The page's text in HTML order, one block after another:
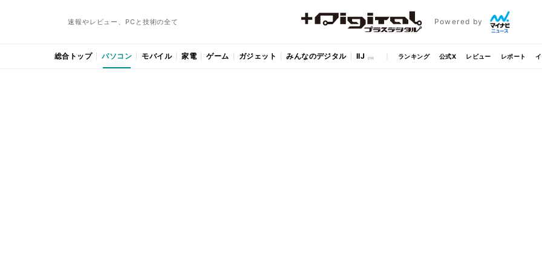
速報やレビュー、PCと技術の全て Powered by
総合トップ パソコン モバイル 家電 ゲーム ガジェット みんなのデジタル IIJ ランキング 公式X レビュー レポート